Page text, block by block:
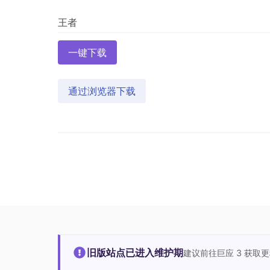
一键下载
通过浏览器下载
旧版站点已进入维护期建议前往巨应 3 获取